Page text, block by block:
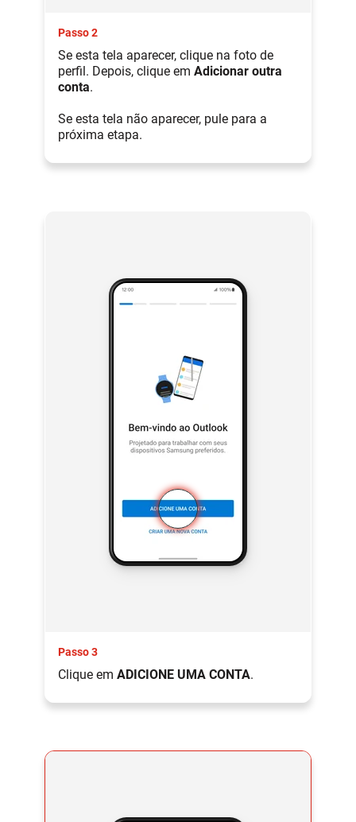
Passo 2
Se esta tela aparecer, clique na foto de
perfil. Depois, clique em Adicionar outra
conta.
Se esta tela não aparecer, pule para a
próxima etapa.
Passo 3
Clique em ADICIONE UMA CONTA.